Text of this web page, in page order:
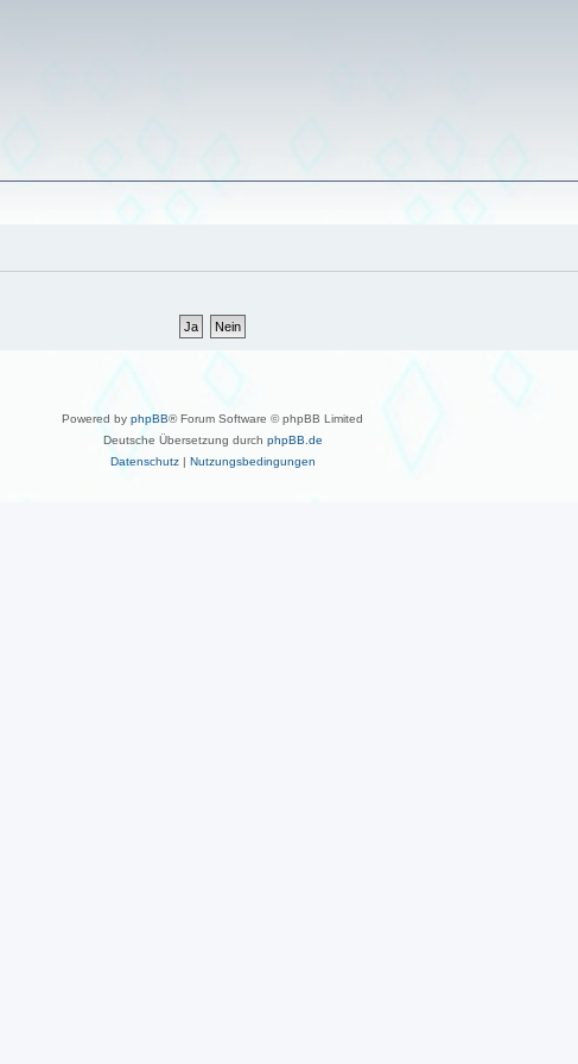
Powered by phpBB® Forum Software © phpBB Limited
Deutsche Übersetzung durch phpBB.de
Datenschutz| Nutzungsbedingungen